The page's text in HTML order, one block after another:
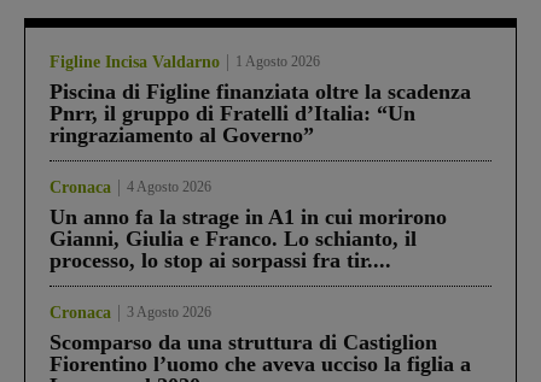
Figline Incisa Valdarno 1 Agosto 2026
Piscina di Figline finanziata oltre la scadenza
Pnrr, il gruppo di Fratelli d’Italia: “Un
ringraziamento al Governo”
Cronaca 4 Agosto 2026
Un anno fa la strage in A1 in cui morirono
Gianni, Giulia e Franco. Lo schianto, il
processo, lo stop ai sorpassi fra tir....
Cronaca 3 Agosto 2026
Scomparso da una struttura di Castiglion
Fiorentino l’uomo che aveva ucciso la figlia a